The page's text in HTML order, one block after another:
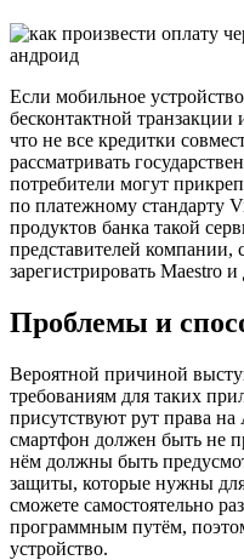
Если мобильное
бесконтактной транзакции
что не все кредитки
рассматривать
потребители могут
по платежному стандарту
продуктов банка такой
представителей компании,
зарегистрировать Maestro
Проблемы и
Вероятной причиной
требованиям для таких
присутствуют рут права
смартфон должен быть не
нём должны быть
защиты, которые нужны
сможете самостоятельно
программным путём,
устройство.